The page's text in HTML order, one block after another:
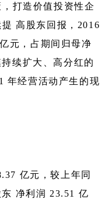
打造价值投资性企
高股东回报，2016
元，占期间归母净
续扩大、高分红的
年经营活动产生的现
亿元，较上年同
净利润 23.51 亿